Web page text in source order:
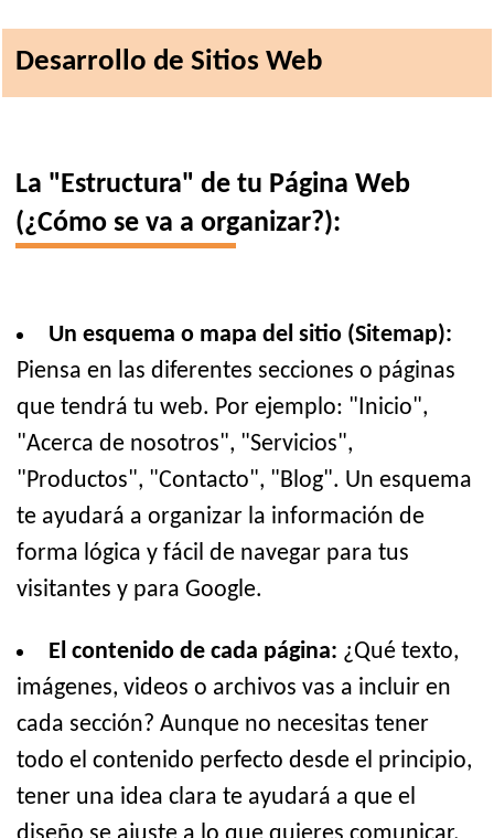
Desarrollo de Sitios Web
La "Estructura" de tu Página Web
(¿Cómo se va a organizar?):
Un esquema o mapa del sitio (Sitemap):
Piensa en las diferentes secciones o páginas
que tendrá tu web. Por ejemplo: "Inicio",
"Acerca de nosotros", "Servicios",
"Productos", "Contacto", "Blog". Un esquema
te ayudará a organizar la información de
forma lógica y fácil de navegar para tus
visitantes y para Google.
El contenido de cada página: ¿Qué texto,
imágenes, videos o archivos vas a incluir en
cada sección? Aunque no necesitas tener
todo el contenido perfecto desde el principio,
tener una idea clara te ayudará a que el